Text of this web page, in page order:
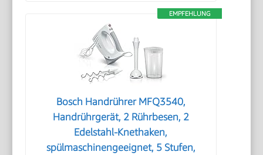
EMPFEHLUNG
Bosch Handrührer MFQ3540,
Handrührgerät, 2 Rührbesen, 2
Edelstahl-Knethaken,
spülmaschinengeeignet, 5 Stufen,